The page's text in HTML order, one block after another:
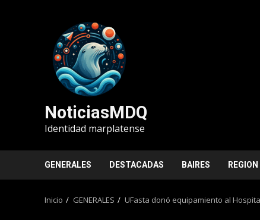
NoticiasMDQ
Identidad marplatense
GENERALES DESTACADAS BAIRES REGION
Inicio GENERALES UFasta donó equipamiento al